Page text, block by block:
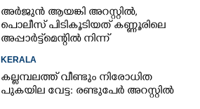
അർജുൻ ആയങ്കി അറസ്റ്റിൽ,
പൊലീസ് പിടികൂടിയത് കണ്ണൂരിലെ
അപ്പാർട്ട്‌മെന്റിൽ നിന്ന്
KERALA
കല്ലമ്പലത്ത് വീണ്ടും നിരോധിത
പുകയില വേട്ട: രണ്ടുപേർ അറസ്റ്റിൽ